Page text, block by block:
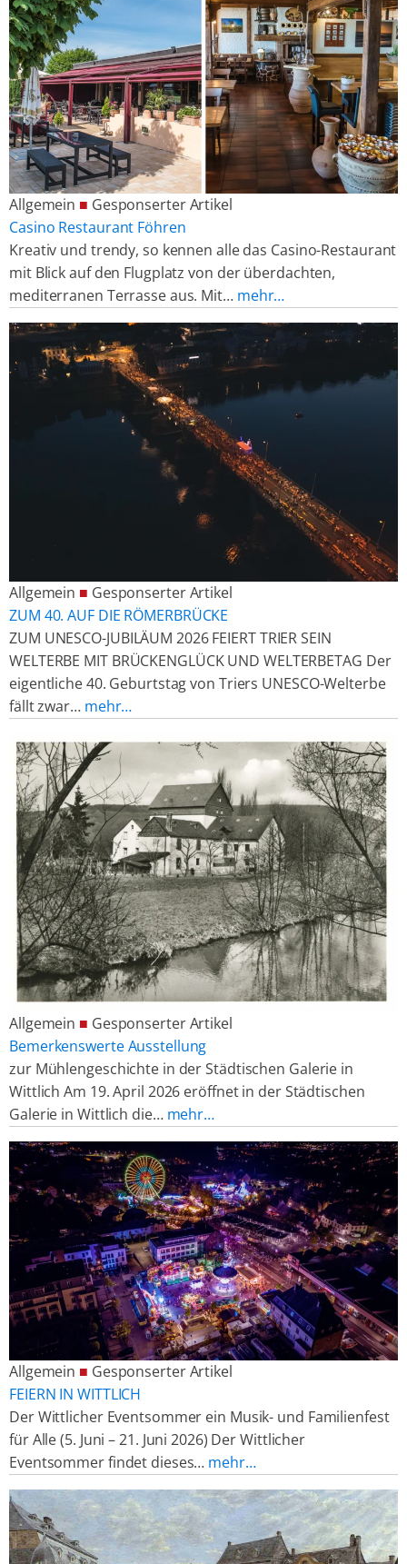
Allgemein ■ Gesponserter Artikel
Casino Restaurant Föhren
Kreativ und trendy, so kennen alle das Casino-Restaurant
mit Blick auf den Flugplatz von der überdachten,
mediterranen Terrasse aus. Mit… mehr…
Allgemein ■ Gesponserter Artikel
ZUM 40. AUF DIE RÖMERBRÜCKE
ZUM UNESCO-JUBILÄUM 2026 FEIERT TRIER SEIN
WELTERBE MIT BRÜCKENGLÜCK UND WELTERBETAG Der
eigentliche 40. Geburtstag von Triers UNESCO-Welterbe
fällt zwar… mehr…
Allgemein ■ Gesponserter Artikel
Bemerkenswerte Ausstellung
zur Mühlengeschichte in der Städtischen Galerie in
Wittlich Am 19. April 2026 eröffnet in der Städtischen
Galerie in Wittlich die… mehr…
Allgemein ■ Gesponserter Artikel
FEIERN IN WITTLICH
Der Wittlicher Eventsommer ein Musik- und Familienfest
für Alle (5. Juni – 21. Juni 2026) Der Wittlicher
Eventsommer findet dieses… mehr…